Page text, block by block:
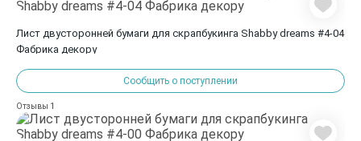
Лист двусторонней бумаги для скрапбукинга Shabby dreams #4-04
Фабрика декору
Сообщить о поступлении
Отзывы 1